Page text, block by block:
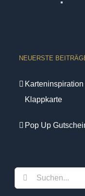
NEUERSTE
Klappkarte
Pop Up
Suche
nach: